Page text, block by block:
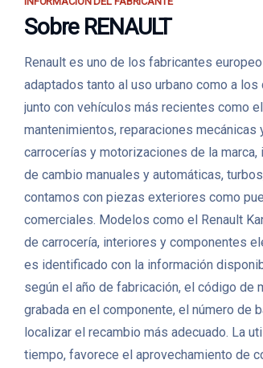
Sobre RENAULT
Renault es uno de los fabricantes
adaptados tanto al uso urbano como a
junto con vehículos más recientes como
mantenimientos, reparaciones
carrocerías y motorizaciones de la
de cambio manuales y automáticas,
contamos con piezas exteriores como
comerciales. Modelos como el Renault
de carrocería, interiores y componentes
es identificado con la información
según el año de fabricación, el código de
grabada en el componente, el número
localizar el recambio más adecuado. La
tiempo, favorece el aprovechamiento de